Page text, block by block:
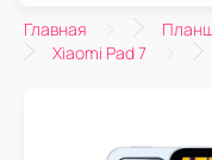
Главная
Xiaomi Pad 7